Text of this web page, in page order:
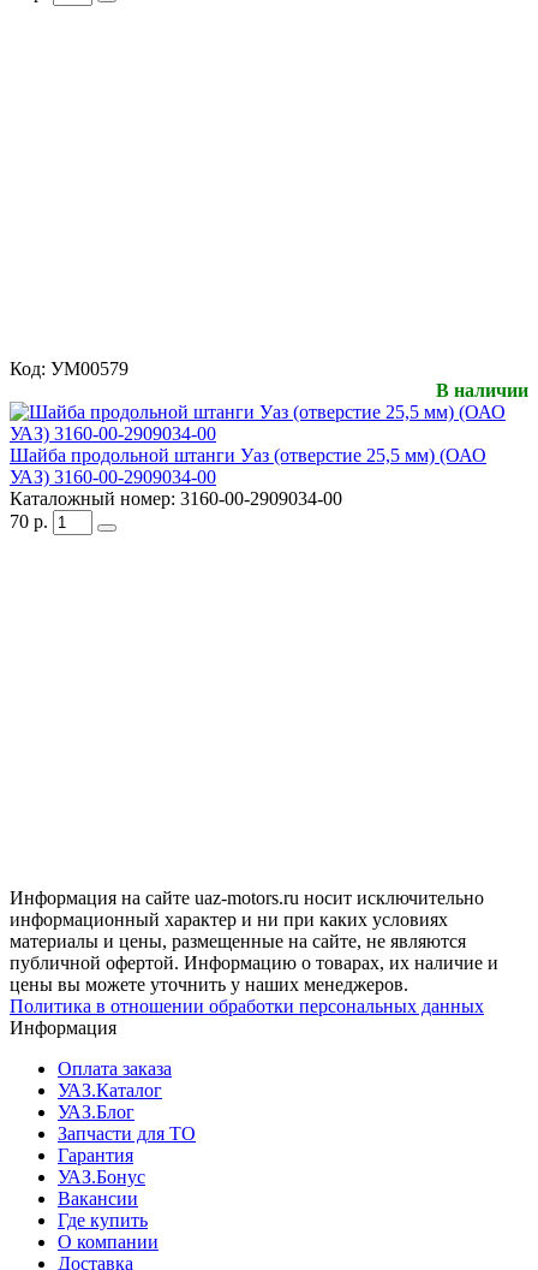
Код: УМ00579
В наличии
Шайба продольной штанги Уаз (отверстие 25,5 мм) (ОАО
УАЗ) 3160-00-2909034-00
Каталожный номер: 3160-00-2909034-00
70 р.
Информация на сайте uaz-motors.ru носит исключительно
информационный характер и ни при каких условиях
материалы и цены, размещенные на сайте, не являются
публичной офертой. Информацию о товарах, их наличие и
цены вы можете уточнить у наших менеджеров.
Политика в отношении обработки персональных данных
Информация
Оплата заказа
УАЗ.Каталог
УАЗ.Блог
Запчасти для ТО
Гарантия
УАЗ.Бонус
Вакансии
Где купить
О компании
Доставка